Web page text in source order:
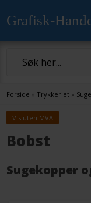
Grafisk-
Forside » Trykkeriet »
Vis uten MVA
Bobst
Sugekopper